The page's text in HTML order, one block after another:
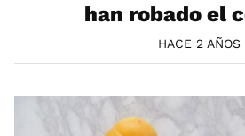
han robado el
HACE 2 AÑOS